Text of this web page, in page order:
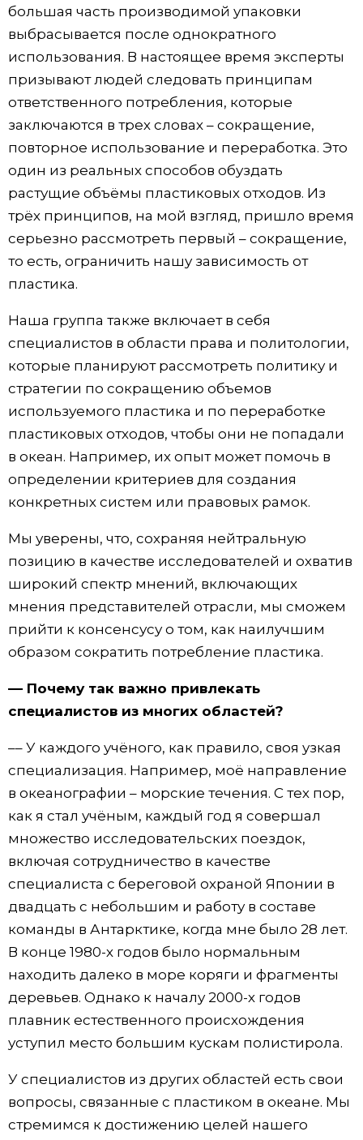
большая часть производимой упаковки
выбрасывается после однократного
использования. В настоящее время эксперты
призывают людей следовать принципам
ответственного потребления, которые
заключаются в трех словах – сокращение,
повторное использование и переработка. Это
один из реальных способов обуздать
растущие объёмы пластиковых отходов. Из
трёх принципов, на мой взгляд, пришло время
серьезно рассмотреть первый – сокращение,
то есть, ограничить нашу зависимость от
пластика.
Наша группа также включает в себя
специалистов в области права и политологии,
которые планируют рассмотреть политику и
стратегии по сокращению объемов
используемого пластика и по переработке
пластиковых отходов, чтобы они не попадали
в океан. Например, их опыт может помочь в
определении критериев для создания
конкретных систем или правовых рамок.
Мы уверены, что, сохраняя нейтральную
позицию в качестве исследователей и охватив
широкий спектр мнений, включающих
мнения представителей отрасли, мы сможем
прийти к консенсусу о том, как наилучшим
образом сократить потребление пластика.
–– Почему так важно привлекать
специалистов из многих областей?
–– У каждого учёного, как правило, своя узкая
специализация. Например, моё направление
в океанографии – морские течения. С тех пор,
как я стал учёным, каждый год я совершал
множество исследовательских поездок,
включая сотрудничество в качестве
специалиста с береговой охраной Японии в
двадцать с небольшим и работу в составе
команды в Антарктике, когда мне было 28 лет.
В конце 1980-х годов было нормальным
находить далеко в море коряги и фрагменты
деревьев. Однако к началу 2000-х годов
плавник естественного происхождения
уступил место большим кускам полистирола.
У специалистов из других областей есть свои
вопросы, связанные с пластиком в океане. Мы
стремимся к достижению целей нашего